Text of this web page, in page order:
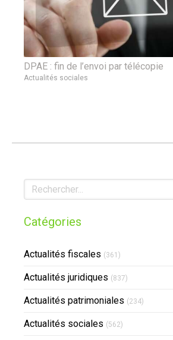
DPAE : fin de l’envoi par télécopie
Actualités sociales
Rechercher
Catégories
Actualités fiscales (361)
Actualités juridiques (837)
Actualités patrimoniales (234)
Actualités sociales (562)